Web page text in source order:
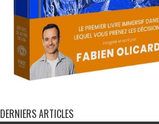
DERNIERS ARTICLES